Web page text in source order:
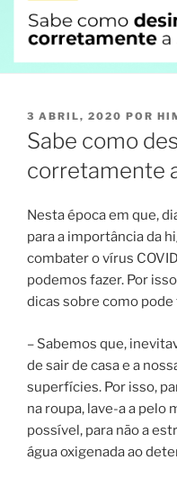
PUBLICADO
EM
3 ABRIL, 2020 POR
Sabe como
corretamente
Nesta época em que,
para a importância da
combater o vírus
podemos fazer. Por
dicas sobre como pode
– Sabemos que,
de sair de casa e a
superfícies. Por isso,
na roupa, lave-a a pelo
possível, para não a
água oxigenada ao